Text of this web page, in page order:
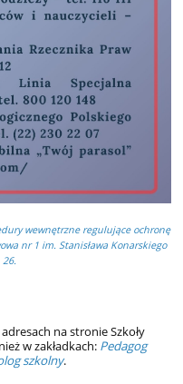
wewnętrzne regulujące ochronę
nr 1 im. Stanisława Konarskiego
na stronieSzkoły
w zakładkach: Pedagog
szkolny.